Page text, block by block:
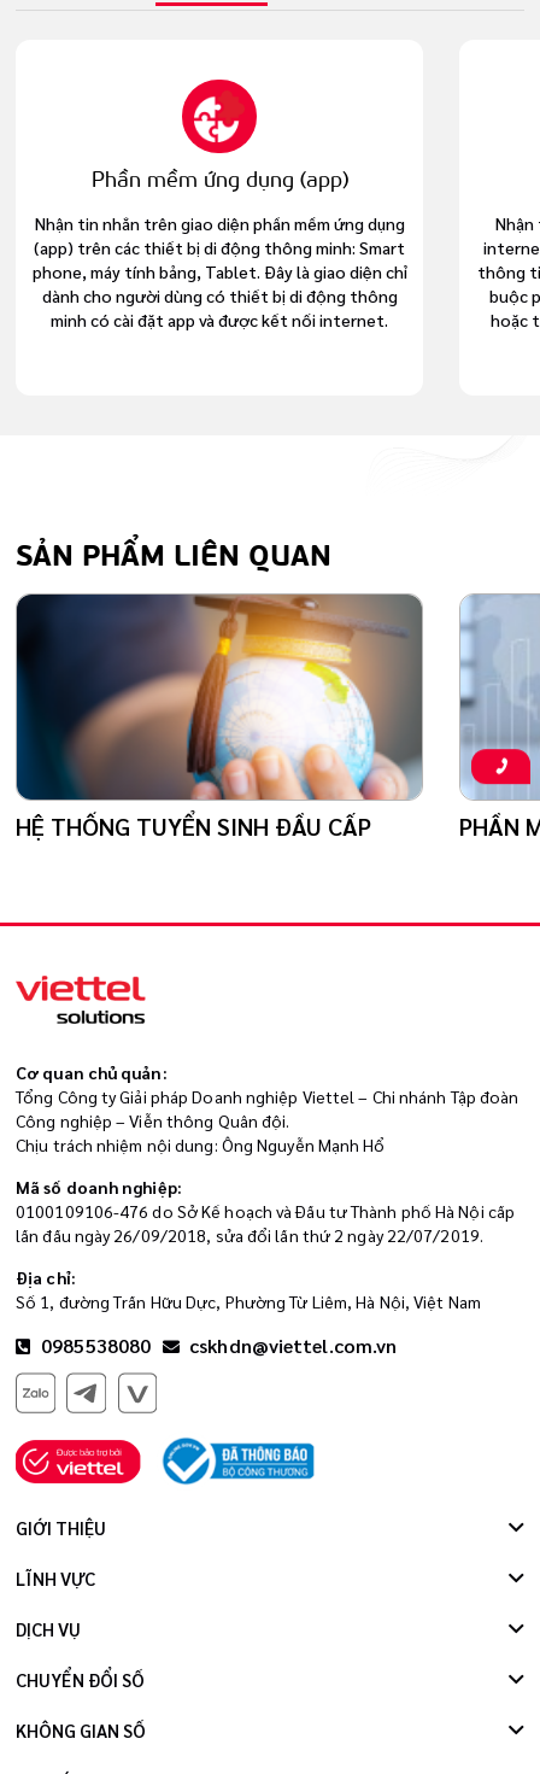
Phần mềm ứng dụng (app)
Nhận tin nhắn trên giao diện phần mềm ứng dụng
(app) trên các thiết bị di động thông minh: Smart
phone, máy tính bảng, Tablet. Đây là giao diện chỉ
dành cho người dùng có thiết bị di động thông
minh có cài đặt app và được kết nối internet.
thông
buộc
hoặc
SẢN PHẨM LIÊN QUAN
HỆ THỐNG TUYỂN SINH ĐẦU CẤP PHẦN
Cơ quan chủ quản:
Tổng Công ty Giải pháp Doanh nghiệp Viettel – Chi nhánh Tập đoàn
Công nghiệp – Viễn thông Quân đội.
Chịu trách nhiệm nội dung: Ông Nguyễn Mạnh Hổ
Mã số doanh nghiệp:
0100109106-476 do Sở Kế hoạch và Đầu tư Thành phố Hà Nội cấp
lần đầu ngày 26/09/2018, sửa đổi lần thứ 2 ngày 22/07/2019.
Địa chỉ:
Số 1, đường Trần Hữu Dực, Phường Từ Liêm, Hà Nội, Việt Nam
0985538080 cskhdn@viettel.com.vn
GIỚI THIỆU
LĨNH VỰC
DỊCH VỤ
CHUYỂN ĐỔI SỐ
KHÔNG GIAN SỐ